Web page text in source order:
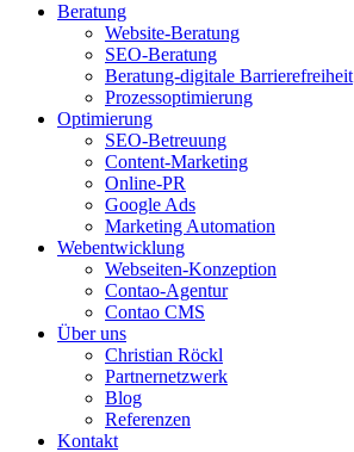
Beratung
Website-Beratung
SEO-Beratung
Beratung-digitale Barrierefreiheit
Prozessoptimierung
Optimierung
SEO-Betreuung
Content-Marketing
Online-PR
Google Ads
Marketing Automation
Webentwicklung
Webseiten-Konzeption
Contao-Agentur
Contao CMS
Über uns
Christian Röckl
Partnernetzwerk
Blog
Referenzen
Kontakt